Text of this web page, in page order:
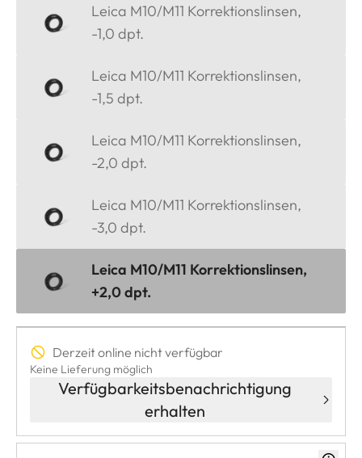
Leica M10/M11 Korrektionslinsen,
-1,0 dpt.
Leica M10/M11 Korrektionslinsen,
-1,5 dpt.
Leica M10/M11 Korrektionslinsen,
-2,0 dpt.
Leica M10/M11 Korrektionslinsen,
-3,0 dpt.
Leica M10/M11 Korrektionslinsen,
+2,0 dpt.
Derzeit online nicht verfügbar
Keine Lieferung möglich
Verfügbarkeitsbenachrichtigung
erhalten